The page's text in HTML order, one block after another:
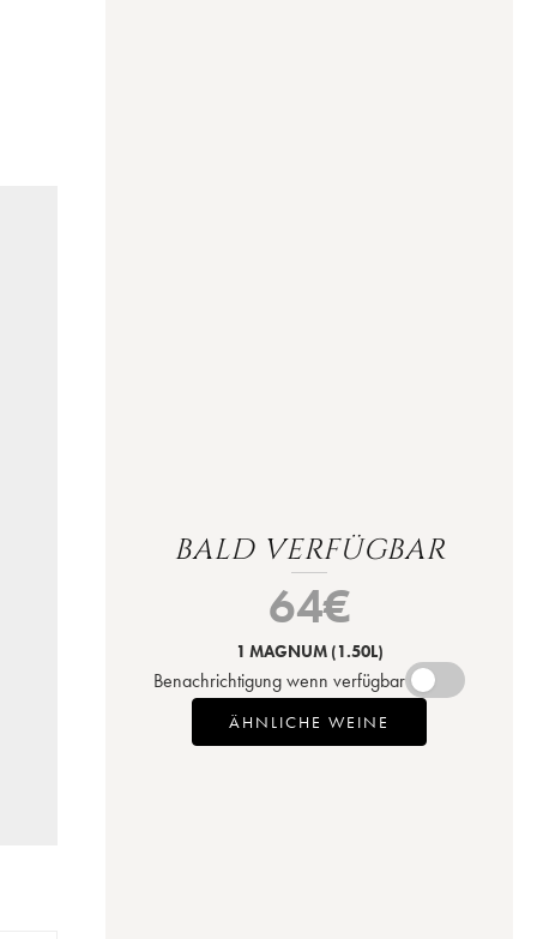
BALD VERFÜGBAR
64€
1 MAGNUM (1.50L)
Benachrichtigung wenn verfügbar
ÄHNLICHE WEINE